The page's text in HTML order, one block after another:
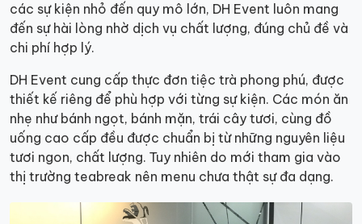
các sự kiện nhỏ đến quy mô lớn, DH Event luôn mang
đến sự hài lòng nhờ dịch vụ chất lượng, đúng chủ đề và
chi phí hợp lý.
DH Event cung cấp thực đơn tiệc trà phong phú, được
thiết kế riêng để phù hợp với từng sự kiện. Các món ăn
nhẹ như bánh ngọt, bánh mặn, trái cây tươi, cùng đồ
uống cao cấp đều được chuẩn bị từ những nguyên liệu
tươi ngon, chất lượng. Tuy nhiên do mới tham gia vào
thị trường teabreak nên menu chưa thật sự đa dạng.